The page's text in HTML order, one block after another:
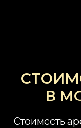
В
Стоимость